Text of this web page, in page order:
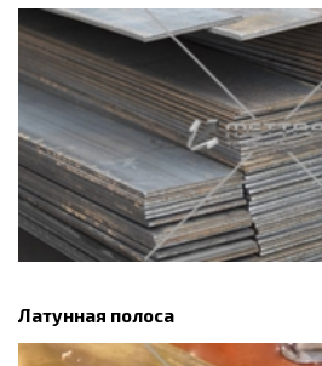
Латунная полоса